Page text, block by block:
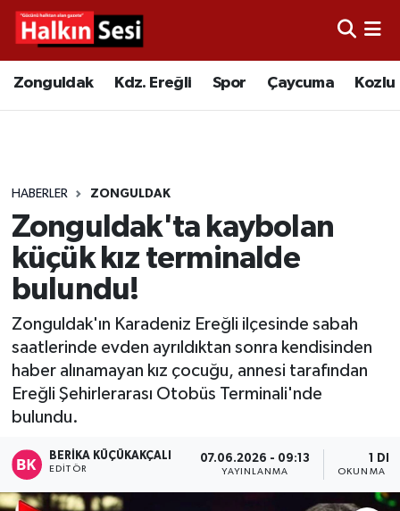
Zonguldak Kdz. Ereğli Spor Çaycuma Kozlu
HABERLER ZONGULDAK
Zonguldak'ta kaybolan
küçük kız terminalde
bulundu!
Zonguldak'ın Karadeniz Ereğli ilçesinde sabah
saatlerinde evden ayrıldıktan sonra kendisinden
haber alınamayan kız çocuğu, annesi tarafından
Ereğli Şehirlerarası Otobüs Terminali'nde
bulundu.
BERIKA KÜÇÜKAKÇALI
EDITÖR
07.06.2026 - 09:13
YAYINLANMA
1 DK
OKUNMA
Video
Çaycuma
Alaplı
Asayiş
Bartın
Karabük
Merkez Hava Durumu
Tüm Manşetler
Son Dakika Haberleri
Haber Arşivi